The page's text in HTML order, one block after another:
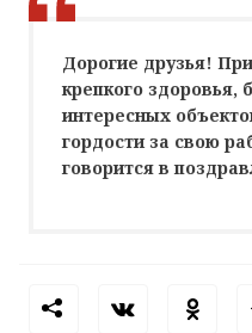
Дорогие друзья!
крепкого здоровья,
интересных
гордости за свою
говорится в